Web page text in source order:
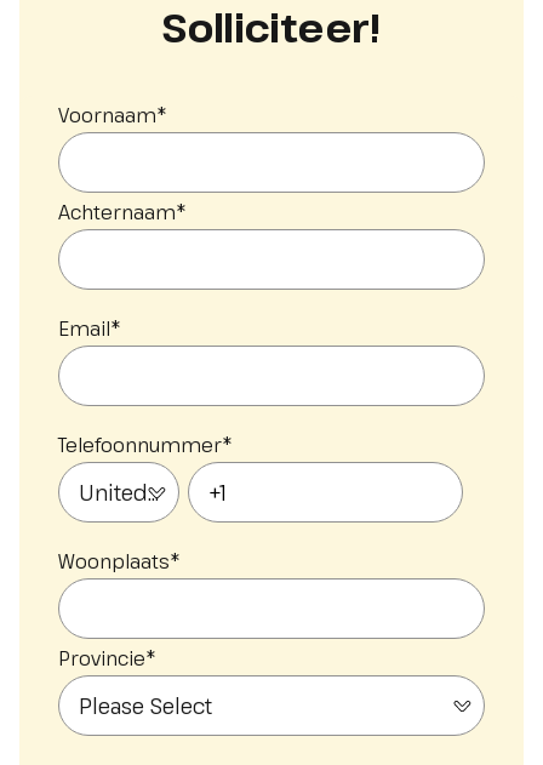
Solliciteer!
Voornaam*
Achternaam*
Email*
Telefoonnummer*
Woonplaats*
Provincie*